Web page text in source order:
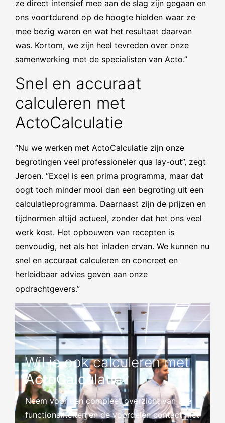
ze direct intensief mee aan de slag zijn gegaan en
ons voortdurend op de hoogte hielden waar ze
mee bezig waren en wat het resultaat daarvan
was. Kortom, we zijn heel tevreden over onze
samenwerking met de specialisten van Acto.”
Snel en accuraat
calculeren met
ActoCalculatie
“Nu we werken met ActoCalculatie zijn onze
begrotingen veel professioneler qua lay-out”, zegt
Jeroen. “Excel is een prima programma, maar dat
oogt toch minder mooi dan een begroting uit een
calculatieprogramma. Daarnaast zijn de prijzen en
tijdnormen altijd actueel, zonder dat het ons veel
werk kost. Het opbouwen van recepten is
eenvoudig, net als het inladen ervan. We kunnen nu
snel en accuraat calculeren en concreet en
herleidbaar advies geven aan onze
opdrachtgevers.”
Wil je ook calculeren met
ActoCalculatie?
Neem voor een compleet overzicht van alle
functionaliteiten en de voordelen contact met